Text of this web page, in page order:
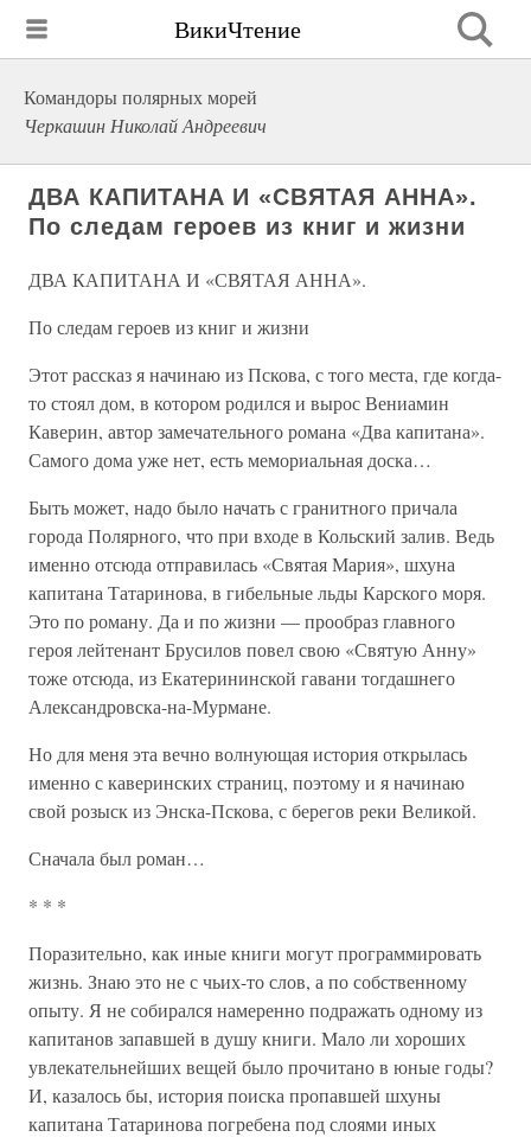
ВикиЧтение
Командоры полярных морей
Черкашин Николай Андреевич
ДВА КАПИТАНА И «СВЯТАЯ АННА».
По следам героев из книг и жизни
ДВА КАПИТАНА И «СВЯТАЯ АННА».
По следам героев из книг и жизни
Этот рассказ я начинаю из Пскова, с того места, где когда-
то стоял дом, в котором родился и вырос Вениамин
Каверин, автор замечательного романа «Два капитана».
Самого дома уже нет, есть мемориальная доска…
Быть может, надо было начать с гранитного причала
города Полярного, что при входе в Кольский залив. Ведь
именно отсюда отправилась «Святая Мария», шхуна
капитана Татаринова, в гибельные льды Карского моря.
Это по роману. Да и по жизни — прообраз главного
героя лейтенант Брусилов повел свою «Святую Анну»
тоже отсюда, из Екатерининской гавани тогдашнего
Александровска-на-Мурмане.
Но для меня эта вечно волнующая история открылась
именно с каверинских страниц, поэтому и я начинаю
свой розыск из Энска-Пскова, с берегов реки Великой.
Сначала был роман…
* * *
Поразительно, как иные книги могут программировать
жизнь. Знаю это не с чьих-то слов, а по собственному
опыту. Я не собирался намеренно подражать одному из
капитанов запавшей в душу книги. Мало ли хороших
увлекательнейших вещей было прочитано в юные годы?
И, казалось бы, история поиска пропавшей шхуны
капитана Татаринова погребена под слоями иных